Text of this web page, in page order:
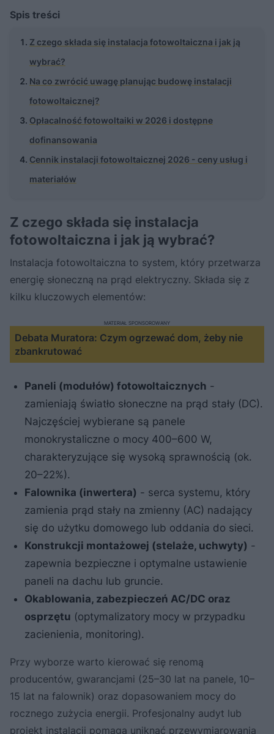
Spis treści
Z czego składa się instalacja fotowoltaiczna i jak ją
wybrać?
Na co zwrócić uwagę planując budowę instalacji
fotowoltaicznej?
Opłacalność fotowoltaiki w 2026 i dostępne
dofinansowania
Cennik instalacji fotowoltaicznej 2026 - ceny usług i
materiałów
Z czego składa się instalacja
fotowoltaiczna i jak ją wybrać?
Instalacja fotowoltaiczna to system, który przetwarza
energię słoneczną na prąd elektryczny. Składa się z
kilku kluczowych elementów:
Debata Muratora: Czym ogrzewać dom, żeby nie
zbankrutować
MATERIAŁ SPONSOROWANY
Paneli (modułów) fotowoltaicznych -
zamieniają światło słoneczne na prąd stały (DC).
Najczęściej wybierane są panele
monokrystaliczne o mocy 400–600 W,
charakteryzujące się wysoką sprawnością (ok.
20–22%).
Falownika (inwertera) - serca systemu, który
zamienia prąd stały na zmienny (AC) nadający
się do użytku domowego lub oddania do sieci.
Konstrukcji montażowej (stelaże, uchwyty) -
zapewnia bezpieczne i optymalne ustawienie
paneli na dachu lub gruncie.
Okablowania, zabezpieczeń AC/DC oraz
osprzętu (optymalizatory mocy w przypadku
zacienienia, monitoring).
Przy wyborze warto kierować się renomą
producentów, gwarancjami (25–30 lat na panele, 10–
15 lat na falownik) oraz dopasowaniem mocy do
rocznego zużycia energii. Profesjonalny audyt lub
projekt instalacji pomaga uniknąć przewymiarowania